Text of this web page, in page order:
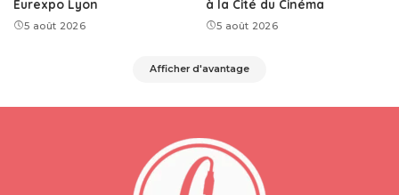
Eurexpo Lyon
5 août 2026
à la Cité du Cinéma
5 août 2026
Afficher d'avantage